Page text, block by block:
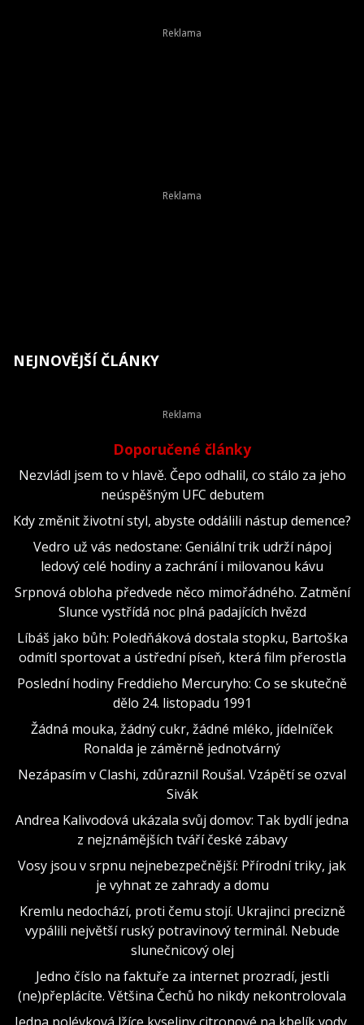
NEJNOVĚJŠÍ ČLÁNKY
Doporučené články
Nezvládl jsem to v hlavě. Čepo odhalil, co stálo za jeho
neúspěšným UFC debutem
Kdy změnit životní styl, abyste oddálili nástup demence?
Vedro už vás nedostane: Geniální trik udrží nápoj
ledový celé hodiny a zachrání i milovanou kávu
Srpnová obloha předvede něco mimořádného. Zatmění
Slunce vystřídá noc plná padajících hvězd
Líbáš jako bůh: Poledňáková dostala stopku, Bartoška
odmítl sportovat a ústřední píseň, která film přerostla
Poslední hodiny Freddieho Mercuryho: Co se skutečně
dělo 24. listopadu 1991
Žádná mouka, žádný cukr, žádné mléko, jídelníček
Ronalda je záměrně jednotvárný
Nezápasím v Clashi, zdůraznil Roušal. Vzápětí se ozval
Sivák
Andrea Kalivodová ukázala svůj domov: Tak bydlí jedna
z nejznámějších tváří české zábavy
Vosy jsou v srpnu nejnebezpečnější: Přírodní triky, jak
je vyhnat ze zahrady a domu
Kremlu nedochází, proti čemu stojí. Ukrajinci precizně
vypálili největší ruský potravinový terminál. Nebude
slunečnicový olej
Jedno číslo na faktuře za internet prozradí, jestli
(ne)přeplácíte. Většina Čechů ho nikdy nekontrolovala